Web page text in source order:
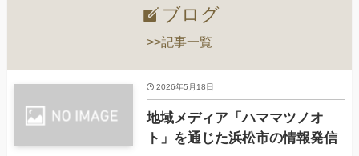
ブログ
>>記事一覧
地域メディア「ハママツノオ
ト」を通じた浜松市の情報発信
2026年5月18日